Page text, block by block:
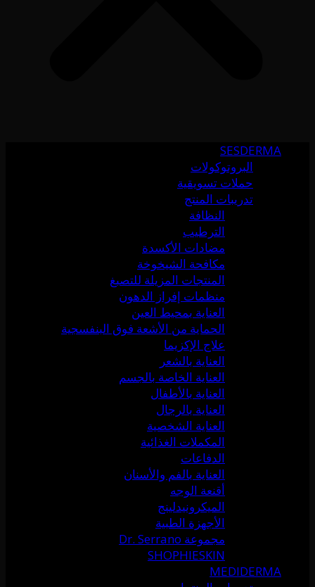
SESDERMA
البروتوكولات
حملات تسويقية
تدريبات المنتج
النظافة
الترطيب
مضادات الأكسدة
مكافحة الشيخوخة
المنتجات المزيلة للتصبغ
منظمات إفراز الدهون
العناية بمحيط العين
الحماية من الأشعة فوق البنفسجية
علاج الإكزيما
العناية بالشعر
العناية الخاصة بالجسم
العناية بالأطفال
العناية بالرجال
العناية الشخصية
المكملات الغذائية
الدفاعات
العناية بالفم والأسنان
أقنعة الوجه
الميكرونيدلينج
الأجهزة الطبية
مجموعة Dr. Serrano
SHOPHIESKIN
MEDIDERMA